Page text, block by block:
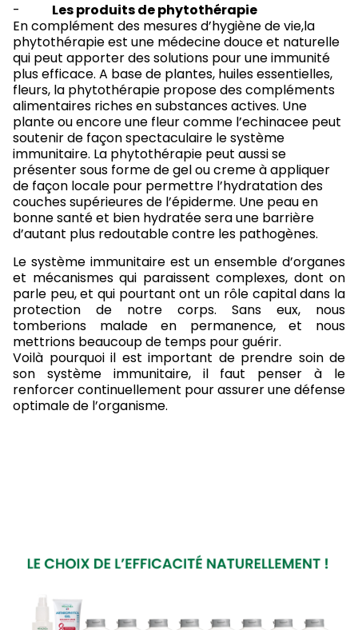
- Les produits de phytothérapie
En complément des mesures d’hygiène de vie,la
phytothérapie est une médecine douce et naturelle
qui peut apporter des solutions pour une immunité
plus efficace. A base de plantes, huiles essentielles,
fleurs, la phytothérapie propose des compléments
alimentaires riches en substances actives. Une
plante ou encore une fleur comme l’echinacee peut
soutenir de façon spectaculaire le système
immunitaire. La phytothérapie peut aussi se
présenter sous forme de gel ou creme à appliquer
de façon locale pour permettre l’hydratation des
couches supérieures de l’épiderme. Une peau en
bonne santé et bien hydratée sera une barrière
d’autant plus redoutable contre les pathogènes.
Le système immunitaire est un ensemble d’organes
et mécanismes qui paraissent complexes, dont on
parle peu, et qui pourtant ont un rôle capital dans la
protection de notre corps. Sans eux, nous
tomberions malade en permanence, et nous
mettrions beaucoup de temps pour guérir.
Voilà pourquoi il est important de prendre soin de
son système immunitaire, il faut penser à le
renforcer continuellement pour assurer une défense
optimale de l’organisme.